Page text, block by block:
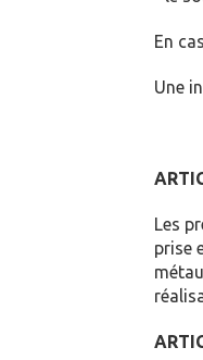
En
Une
Les
prise